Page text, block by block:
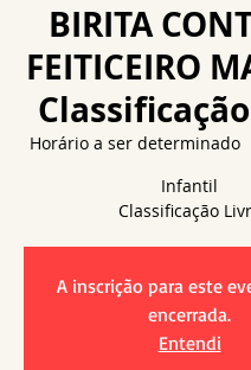
BIRITA
FEITICEIRO
Horário a ser determinado
Infantil
A inscrição para este
encerrada.
Entendi